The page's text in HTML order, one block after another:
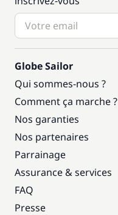
Globe Sailor
Qui sommes-nous ?
Comment ça marche ?
Nos garanties
Nos partenaires
Parrainage
Assurance & services
FAQ
Presse